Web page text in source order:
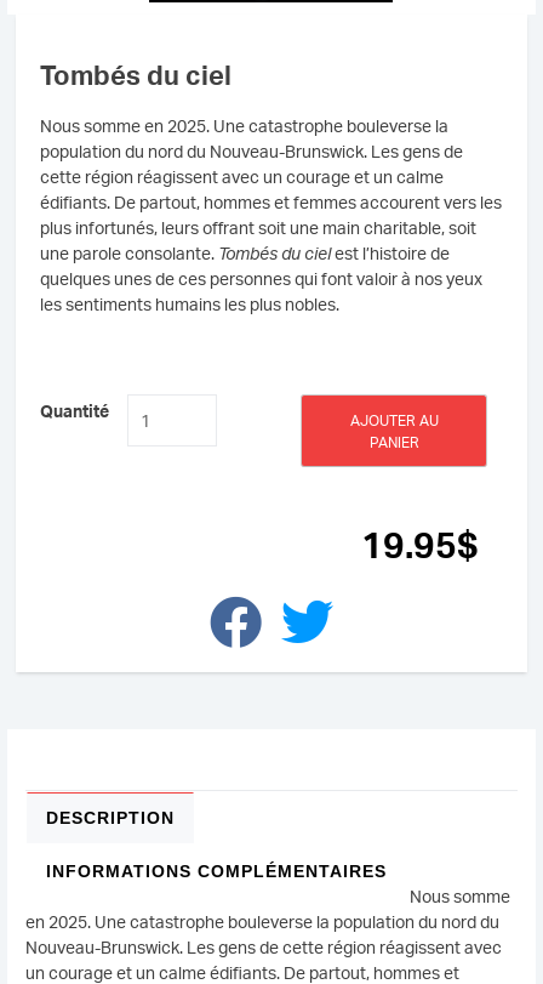
Tombés du ciel
Nous somme en 2025. Une catastrophe bouleverse la
population du nord du Nouveau-Brunswick. Les gens de
cette région réagissent avec un courage et un calme
édifiants. De partout, hommes et femmes accourent vers les
plus infortunés, leurs offrant soit une main charitable, soit
une parole consolante. Tombés du cielest l’histoire de
quelques unes de ces personnes qui font valoir à nos yeux
les sentiments humains les plus nobles.
Quantité
AJOUTER AU
PANIER
19.95$
DESCRIPTION
INFORMATIONS COMPLÉMENTAIRES
Nous somme
en 2025. Une catastrophe bouleverse la population du nord du
Nouveau-Brunswick. Les gens de cette région réagissent avec
un courage et un calme édifiants. De partout, hommes et